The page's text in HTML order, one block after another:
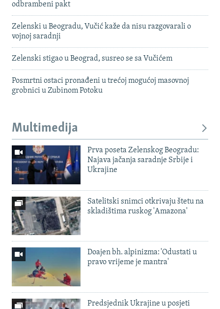
odbrambeni pakt
Zelenski u Beogradu, Vučić kaže da nisu razgovarali o
vojnoj saradnji
Zelenski stigao u Beograd, susreo se sa Vučićem
Posmrtni ostaci pronađeni u trećoj mogućoj masovnoj
grobnici u Zubinom Potoku
Multimedija
Prva poseta Zelenskog Beogradu:
Najava jačanja saradnje Srbije i
Ukrajine
Satelitski snimci otkrivaju štetu na
skladištima ruskog 'Amazona'
Doajen bh. alpinizma: 'Odustati u
pravo vrijeme je mantra'
Predsjednik Ukrajine u posjeti